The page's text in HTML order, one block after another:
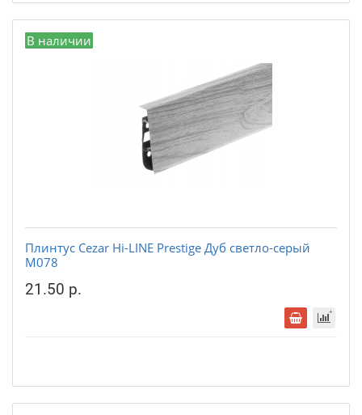
В наличии
Плинтус Cezar Hi-LINE Prestige Дуб светло-серый
М078
21.50 р.